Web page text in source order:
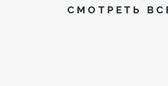
СМОТРЕТЬ